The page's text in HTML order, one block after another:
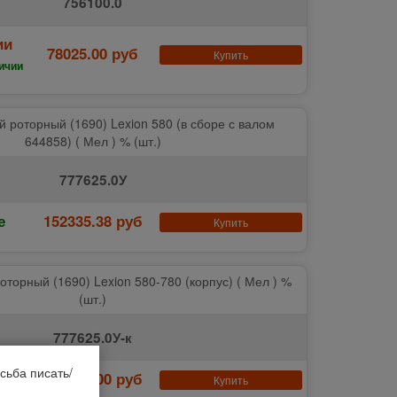
78025.00 руб Купить
роторный (1690) Lexion 580 (в сборе с валом
644858) ( Мел ) % (шт.)
777625.0У
152335.38 руб Купить
(1690) Lexion 580-780 (корпус) ( Мел ) %
(шт.)
777625.0У-к
103700.00 руб Купить
писать/